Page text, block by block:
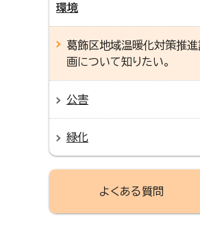
環境
葛飾区地域温暖化対策推進
画について知りたい。
公害
緑化
よくある質問